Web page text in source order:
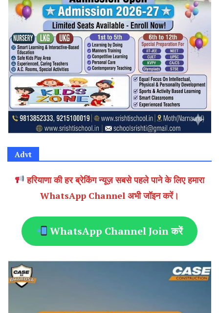
Advt
हरियाणा की हर ब्रेकिंग न्यूज़ सबसे पहले पाने के लिए हमारा
WhatsApp Channel अभी जॉइन करें।
WhatsApp Channel Join करें